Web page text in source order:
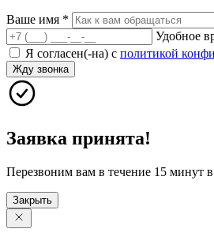
Ваше имя *
Удобное
Я согласен(-на) с политикой
Жду звонка
Заявка принята!
Перезвоним вам в течение 15 минут в
Закрыть